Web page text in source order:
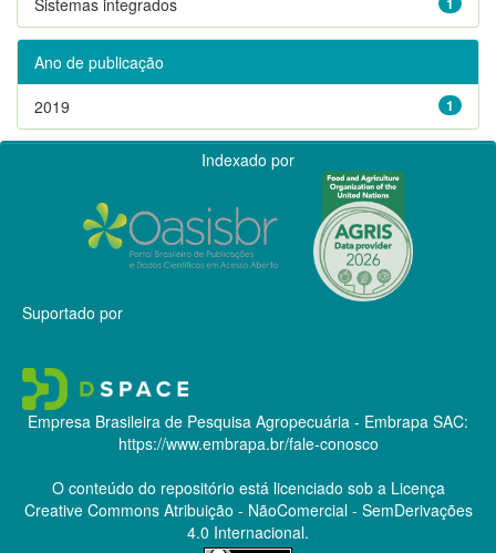
Ano de publicação
1
2019
Indexado por
Suportado por
Empresa Brasileira de Pesquisa Agropecuária - Embrapa SAC:
https://www.embrapa.br/fale-conosco
O conteúdo do repositório está licenciado sob a Licença
Creative CommonsAtribuição - NãoComercial - SemDerivações
4.0 Internacional.